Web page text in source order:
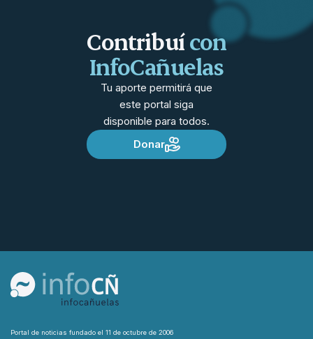
Contribuícon
InfoCañuelas
Tu aporte permitirá que
este portal siga
disponible para todos.
Donar
Portal de noticias fundado el 11 de octubre de 2006